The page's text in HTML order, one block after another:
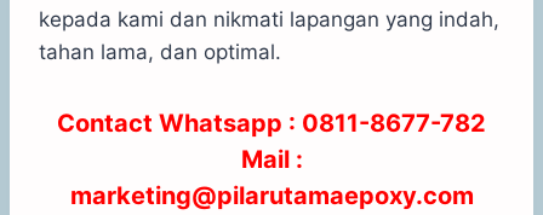
kepada kami dan nikmati lapangan yang indah,
tahan lama, dan optimal.
Contact Whatsapp : 0811-8677-782
Mail :
marketing@pilarutamaepoxy.com